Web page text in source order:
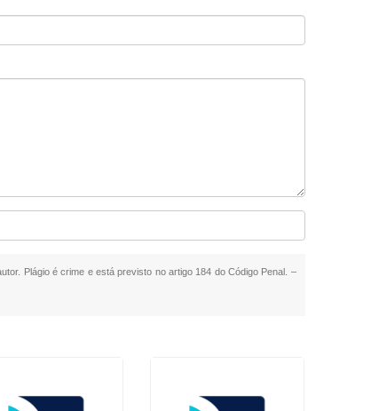
Plágio é crime e está previsto no artigo 184 do Código Penal. –